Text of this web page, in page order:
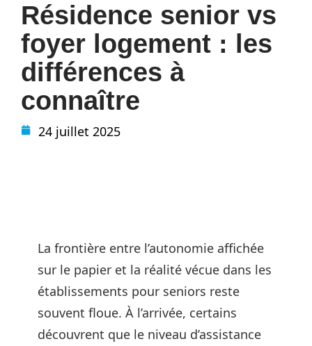
Résidence senior vs
foyer logement : les
différences à
connaître
24 juillet 2025
La frontière entre l’autonomie affichée
sur le papier et la réalité vécue dans les
établissements pour seniors reste
souvent floue. À l’arrivée, certains
découvrent que le niveau d’assistance